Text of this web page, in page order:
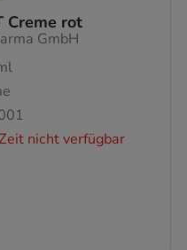
Creme rot
GmbH
nicht verfügbar